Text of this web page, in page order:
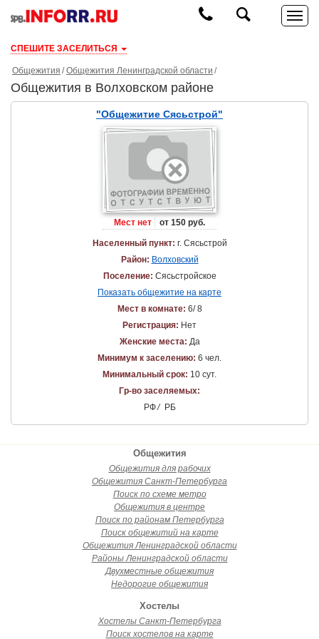
СПЕШИТЕ ЗАСЕЛИТЬСЯ
Общежития Общежития Ленинградской области
Общежития в Волховском районе
"Общежитие Сясьстрой"
Мест нет от 150 руб.
Населенный пункт: г. Сясьстрой
Район: Волховский
Поселение: Сясьстройское
Показать общежитие на карте
Мест в комнате: 6/ 8
Регистрация: Нет
Женские места: Да
Минимум к заселению: 6 чел.
Минимальный срок: 10 сут.
Гр-во заселяемых:
РФ/ РБ
Общежития
Общежития для рабочих
Общежития Санкт-Петербурга
Поиск по схеме метро
Общежития в центре
Поиск по районам Петербурга
Поиск общежитий на карте
Общежития Ленинградской области
Районы Ленинградской области
Двухместные общежития
Недорогие общежития
Хостелы
Хостелы Санкт-Петербурга
Поиск хостелов на карте